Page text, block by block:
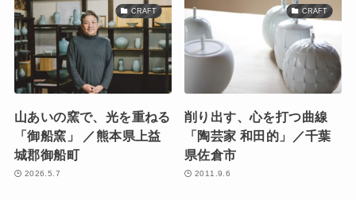
CRAFT
山あいの窯で、光を重ねる
「御船窯」 ／熊本県上益
城郡御船町
2026.5.7
CRAFT
削り出す、心を打つ曲線
「陶芸家 和田的」／千葉
県佐倉市
2011.9.6